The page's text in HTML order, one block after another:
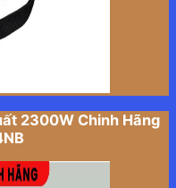
2300W Chinh Hãng